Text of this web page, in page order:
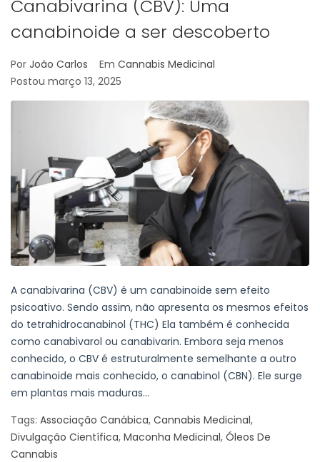
Canabivarina (CBV): Uma
canabinoide a ser descoberto
Por João Carlos Em Cannabis Medicinal
Postou março 13, 2025
A canabivarina (CBV) é um canabinoide sem efeito
psicoativo. Sendo assim, não apresenta os mesmos efeitos
do tetrahidrocanabinol (THC) Ela também é conhecida
como canabivarol ou canabivarin. Embora seja menos
conhecido, o CBV é estruturalmente semelhante a outro
canabinoide mais conhecido, o canabinol (CBN). Ele surge
em plantas mais maduras...
Tags: Associação Canábica, Cannabis Medicinal,
Divulgação Científica, Maconha Medicinal, Óleos De
Cannabis